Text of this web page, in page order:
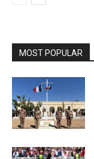
MOST POPULAR